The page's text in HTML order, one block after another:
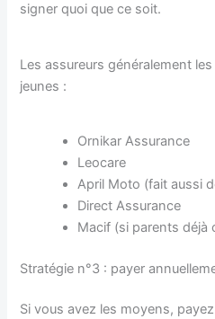
signer quoi que ce soit.
Les assureurs généralement
jeunes :
Ornikar Assurance
Leocare
April Moto (fait aussi
Direct Assurance
Macif (si parents déjà
Stratégie n°3 : payer
Si vous avez les moyens,